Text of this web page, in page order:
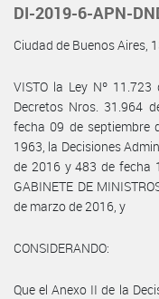
DI-2019-6-APN-
Ciudad de Buenos Aires,
VISTO la Ley Nº
Decretos Nros. 31.964
fecha 09 de septiembre
1963, la Decisiones
de 2016 y 483 de fecha
GABINETE DE
de marzo de 2016, y
CONSIDERANDO:
Que el Anexo II de la